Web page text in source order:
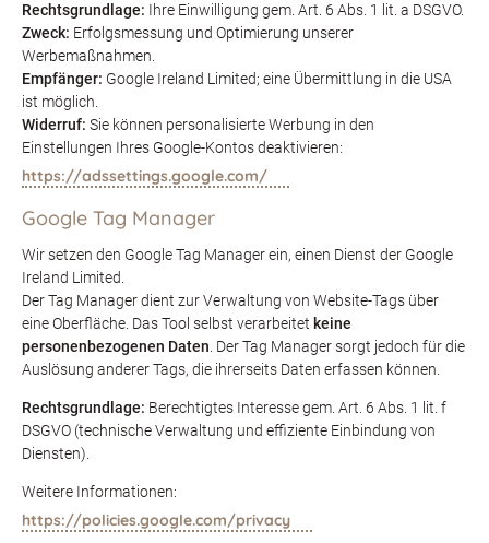
Rechtsgrundlage: Ihre Einwilligung gem. Art. 6 Abs. 1 lit. a DSGVO.
Zweck: Erfolgsmessung und Optimierung unserer
Werbemaßnahmen.
Empfänger: Google Ireland Limited; eine Übermittlung in die USA
ist möglich.
Widerruf: Sie können personalisierte Werbung in den
Einstellungen Ihres Google-Kontos deaktivieren:
https://adssettings.google.com/
Google Tag Manager
Wir setzen den Google Tag Manager ein, einen Dienst der Google
Ireland Limited.
Der Tag Manager dient zur Verwaltung von Website-Tags über
eine Oberfläche. Das Tool selbst verarbeitet keine
personenbezogenen Daten . Der Tag Manager sorgt jedoch für die
Auslösung anderer Tags, die ihrerseits Daten erfassen können.
Rechtsgrundlage: Berechtigtes Interesse gem. Art. 6 Abs. 1 lit. f
DSGVO (technische Verwaltung und effiziente Einbindung von
Diensten).
Weitere Informationen:
https://policies.google.com/privacy